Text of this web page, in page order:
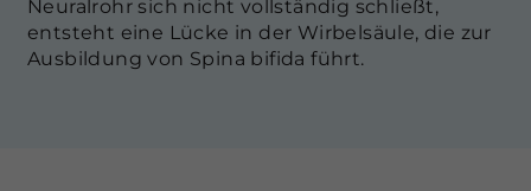
Neuralrohr sich nicht vollständig schließt,
entsteht eine Lücke in der Wirbelsäule, die zur
Ausbildung von Spina bifida führt.